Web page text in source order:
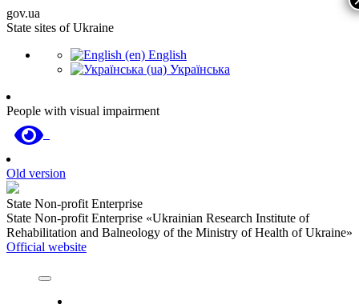
gov.ua
State sites of Ukraine
English
Українська
People with visual impairment
Old version
State Non-profit Enterprise
State Non-profit Enterprise «Ukrainian Research Institute of
Rehabilitation and Balneology of the Ministry of Health of Ukraine»
Official website